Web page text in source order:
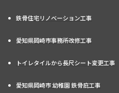
鉄骨住宅リノベーション工事
愛知県岡崎市事務所改修工事
トイレタイルから長尺シート変更工事
愛知県岡崎市 幼稚園 鉄骨庇工事